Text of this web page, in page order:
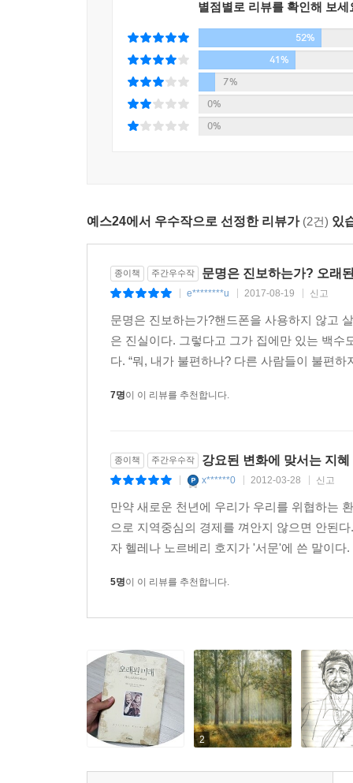
별점별로 리뷰를 확인해 보세
52%
41%
7%
0%
0%
예스24에서 우수작으로 선정한 리뷰가 (2건) 있
종이책 주간우수작 문명은 진보하는가? 오래
e********u 2017-08-19 신고
문명은 진보하는가?핸드폰을 사용하지 않고
은 진실이다. 그렇다고 그가 집에만 있는 백
다. “뭐, 내가 불편하나? 다른 사람들이 불편
7명이 이 리뷰를 추천합니다.
종이책 주간우수작 강요된 변화에 맞서는 지혜
x******0 2012-03-28 신고
만약 새로운 천년에 우리가 우리를 위협하는
으로 지역중심의 경제를 껴안지 않으면 안된
자 헬레나 노르베리 호지가 '서문'에 쓴 말이
5명이 이 리뷰를 추천합니다.
2